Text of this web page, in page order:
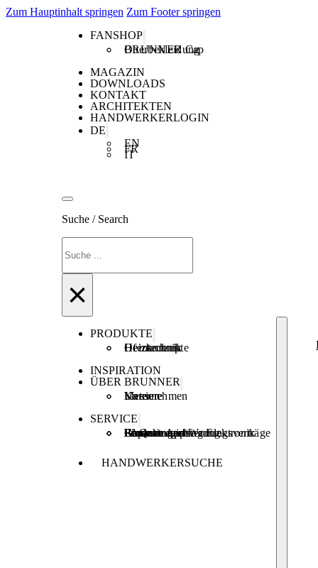
Zum Hauptinhalt springen Zum Footer springen
FANSHOP
Oberbekleidung
BRUNNER Cap
MAGAZIN
DOWNLOADS
KONTAKT
ARCHITEKTEN
HANDWERKERLOGIN
DE
EN
FR
IT
Suche / Search
×
PRODUKTE
Ofentechnik
Heiztechnik
Heizkonzepte
INSPIRATION
ÜBER BRUNNER
Unternehmen
Karriere
Messen
SERVICE
Produktregistrierung
Brunner Apps
FAQ
Förderungen
Garantie und Wartungsverträge
Reparaturauftrag Elektronik
HANDWERKERSUCHE